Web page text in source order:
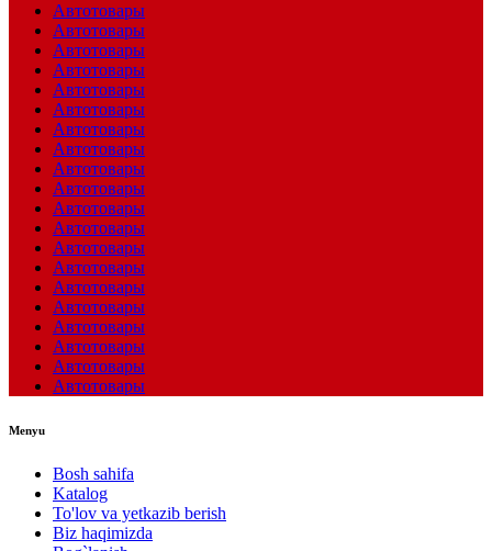
Автотовары
Автотовары
Автотовары
Автотовары
Автотовары
Автотовары
Автотовары
Автотовары
Автотовары
Автотовары
Автотовары
Автотовары
Автотовары
Автотовары
Автотовары
Автотовары
Автотовары
Автотовары
Автотовары
Автотовары
Menyu
Bosh sahifa
Katalog
To'lov va yetkazib berish
Biz haqimizda